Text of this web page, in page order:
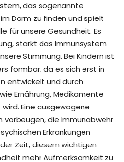
das sogenannte
Darm zu finden und spielt
für unsere Gesundheit. Es
stärkt das Immunsystem
Stimmung. Bei Kindern ist
formbar, da es sich erst in
entwickelt und durch
Ernährung, Medikamente
Eine ausgewogene
vorbeugen, die Immunabwehr
Erkrankungen
Zeit, diesem wichtigen
mehr Aufmerksamkeit zu